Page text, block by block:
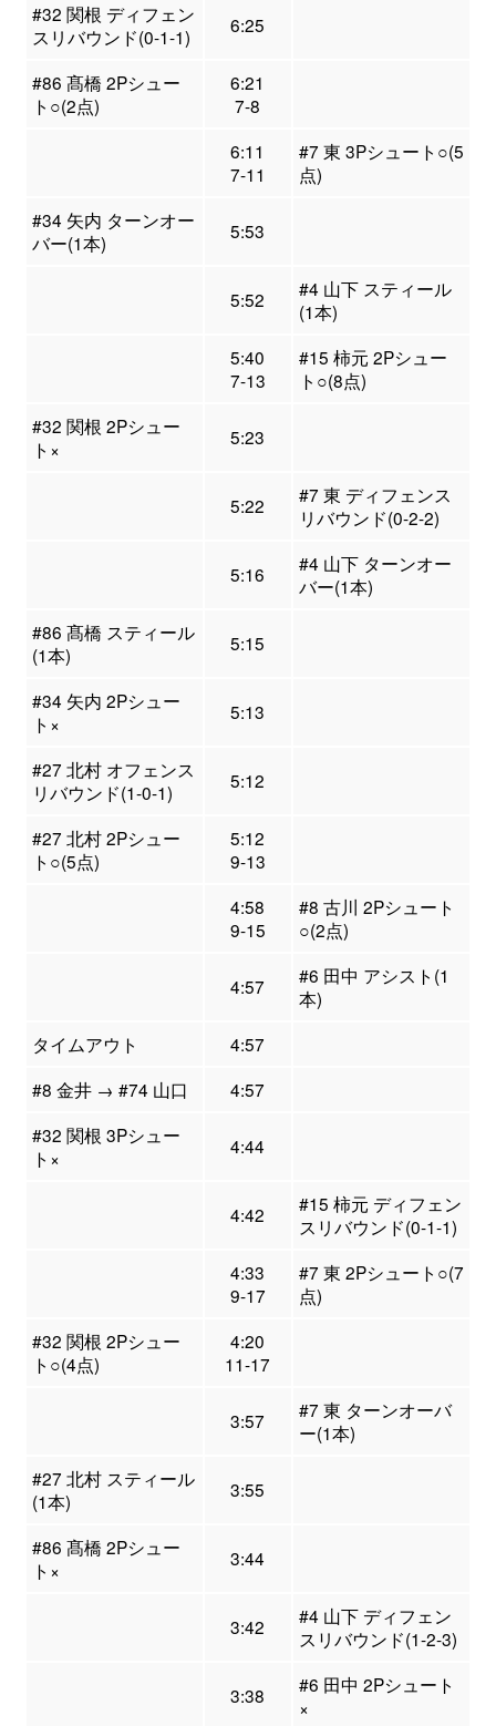
#32 関根 ディフェン
スリバウンド(0-1-1)
6:25
#86 髙橋 2Pシュー
ト○(2点)
6:21
7-8
6:11
7-11
#7 東 3Pシュート○(5
点)
#34 矢内 ターンオー
バー(1本)
5:53
5:52
#4 山下 スティール
(1本)
5:40
7-13
#15 柿元 2Pシュー
ト○(8点)
#32 関根 2Pシュー
ト×
5:23
5:22
#7 東 ディフェンス
リバウンド(0-2-2)
5:16
#4 山下 ターンオー
バー(1本)
#86 髙橋 スティール
(1本)
5:15
#34 矢内 2Pシュー
ト×
5:13
#27 北村 オフェンス
リバウンド(1-0-1)
5:12
#27 北村 2Pシュー
ト○(5点)
5:12
9-13
4:58
9-15
#8 古川 2Pシュート
○(2点)
4:57
#6 田中 アシスト(1
本)
タイムアウト
4:57
#8 金井 → #74 山口
4:57
#32 関根 3Pシュー
ト×
4:44
4:42
#15 柿元 ディフェン
スリバウンド(0-1-1)
4:33
9-17
#7 東 2Pシュート○(7
点)
#32 関根 2Pシュー
ト○(4点)
4:20
11-17
3:57
#7 東 ターンオーバ
ー(1本)
#27 北村 スティール
(1本)
3:55
#86 髙橋 2Pシュー
ト×
3:44
3:42
#4 山下 ディフェン
スリバウンド(1-2-3)
3:38
#6 田中 2Pシュート
×